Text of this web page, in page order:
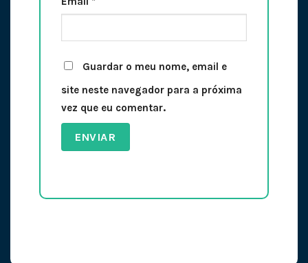
Guardar o meu nome, email e
site neste navegador para a próxima
vez que eu comentar.